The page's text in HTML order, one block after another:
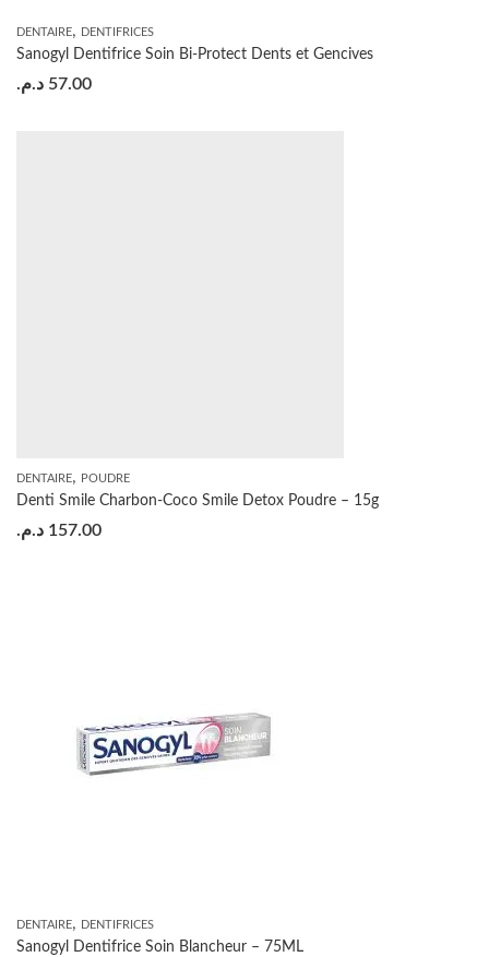
DENTAIRE, DENTIFRICES
Sanogyl Dentifrice Soin Bi-Protect Dents et Gencives
57.00 د.م.
DENTAIRE, POUDRE
Denti Smile Charbon-Coco Smile Detox Poudre – 15g
157.00 د.م.
DENTAIRE, DENTIFRICES
Sanogyl Dentifrice Soin Blancheur – 75ML